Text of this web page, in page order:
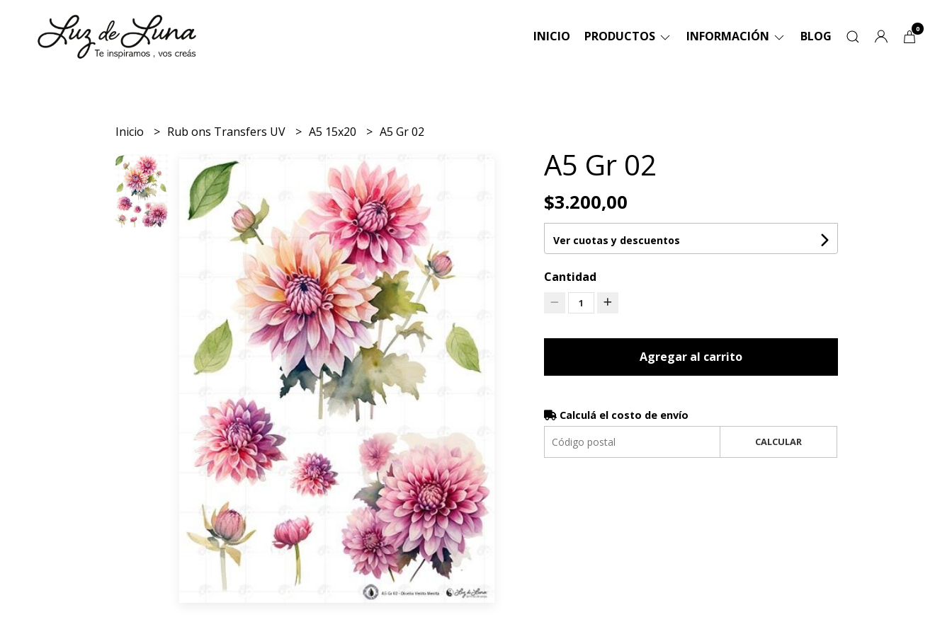
INICIO PRODUCTOS INFORMACIÓN BLOG 0
Inicio Rub ons Transfers UV A5 15x20 A5 Gr 02
A5 Gr 02
$3.200,00
Ver cuotas y descuentos
Cantidad
1
Agregar al carrito
Calculá el costo de envío
CALCULAR